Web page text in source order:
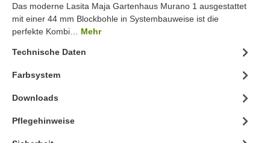
Das moderne Lasita Maja Gartenhaus Murano 1 ausgestattet
mit einer 44 mm Blockbohle in Systembauweise ist die
perfekte Kombi… Mehr
Technische Daten
Farbsystem
Downloads
Pflegehinweise